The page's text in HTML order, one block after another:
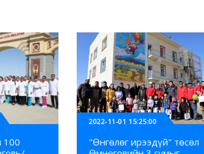
100
2022-11-01 15:25:00
"Өнгөлөг ирээдүй" төсөл